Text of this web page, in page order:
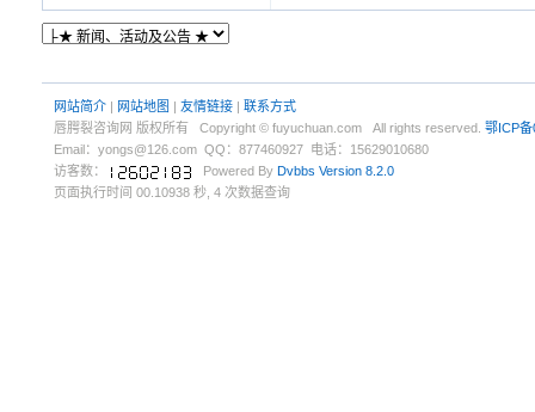
网站简介 | 网站地图 | 友情链接 | 联系方式
唇腭裂咨询网 版权所有 Copyright © fuyuchuan.com All rights reserved. 鄂ICP
Email：yongs@126.com QQ：877460927 电话：15629010680
访客数：
Powered By Dvbbs Version 8.2.0
页面执行时间 00.10938 秒, 4 次数据查询